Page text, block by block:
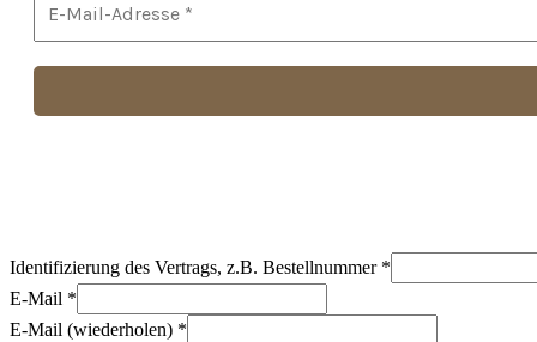
Identifizierung des Vertrags, z.B. Bestellnummer *
E-Mail *
E-Mail (wiederholen) *